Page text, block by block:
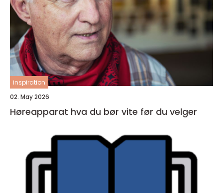
inspiration
02. May 2026
Høreapparat hva du bør vite før du velger